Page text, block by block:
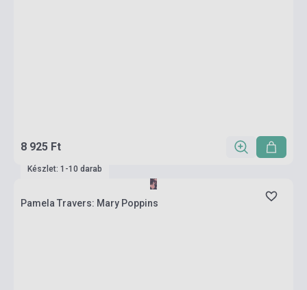
8 925 Ft
Készlet: 1-10 darab
Pamela Travers: Mary Poppins